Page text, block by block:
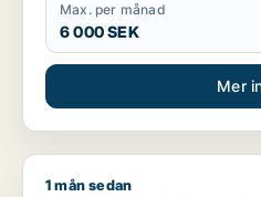
Max. per månad
6 000 SEK
Mer
Matilda söker lager,
1 mån sedan